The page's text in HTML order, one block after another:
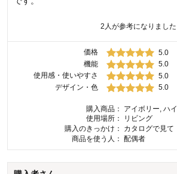
2 人が参考になりました
価格
5.0
機能
5.0
使用感・使いやすさ
5.0
デザイン・色
5.0
購入商品：
アイボリー, ハイ
使用場所：
リビング
購入のきっかけ：
カタログで見て
商品を使う人： 配偶者